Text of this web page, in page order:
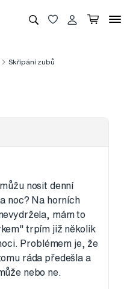
Skřípání zubů
nosit denní
noc? Na horních
mám to
trpím již několik
Problémem je, že
ráda předešla a
nebo ne.